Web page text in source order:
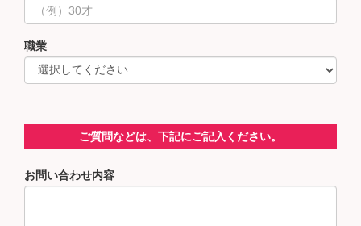
職業
ご質問などは、下記にご記入ください。
お問い合わせ内容